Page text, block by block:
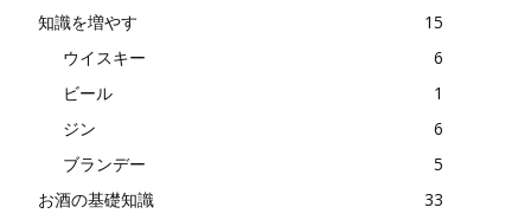
知識を増やす
15
ウイスキー
6
ビール
1
ジン
6
ブランデー
5
お酒の基礎知識
33